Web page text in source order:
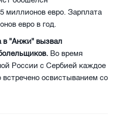
миллионов евро. Зарплата
евро в год.
в "Анжи" вызвал
Во время
России с Сербией каждое
освистыванием со